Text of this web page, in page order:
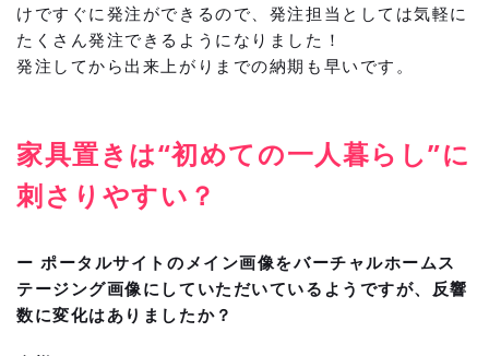
けですぐに発注ができるので、発注担当としては気軽に
たくさん発注できるようになりました！
発注してから出来上がりまでの納期も早いです。
家具置きは“初めての一人暮らし”に
刺さりやすい？
ー ポータルサイトのメイン画像をバーチャルホームス
テージング画像にしていただいているようですが、反響
数に変化はありましたか？